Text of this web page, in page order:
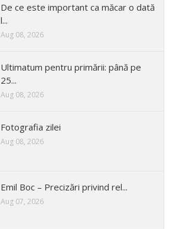
De ce este important ca măcar o dată
l...
Aug 08, 2026
Ultimatum pentru primării: până pe
25...
Aug 08, 2026
Fotografia zilei
Aug 08, 2026
Emil Boc – Precizări privind rel...
Aug 07, 2026